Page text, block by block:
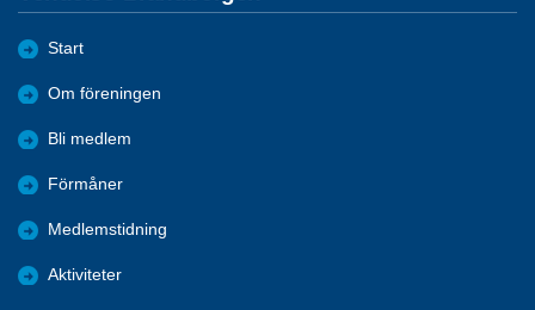
Start
Om föreningen
Bli medlem
Förmåner
Medlemstidning
Aktiviteter